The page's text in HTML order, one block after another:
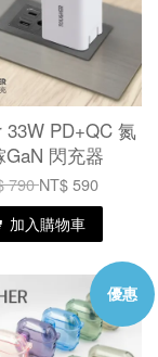
33W PD+QC 氮
GaN 閃充器
790NT$ 590
加入購物車
優惠